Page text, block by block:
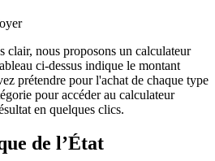
clair, nous proposons un calculateur
ci-dessus indique le montant
prétendre pour l'achat de chaque type
pour accéder au calculateur
en quelques clics.
de l’État